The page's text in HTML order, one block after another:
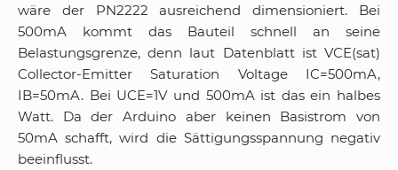
wäre der PN2222 ausreichend dimensioniert. Bei
500mA kommt das Bauteil schnell an seine
Belastungsgrenze, denn laut Datenblatt ist VCE(sat)
Collector-Emitter Saturation Voltage IC=500mA,
IB=50mA. Bei UCE=1V und 500mA ist das ein halbes
Watt. Da der Arduino aber keinen Basistrom von
50mA schafft, wird die Sättigungsspannung negativ
beeinflusst.